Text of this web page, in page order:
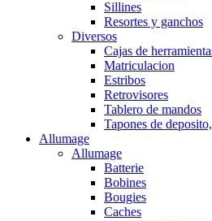
Sillines
Resortes y ganchos
Diversos
Cajas de
Matriculacion
Estribos
Retrovisores
Tablero de mandos
Tapones de
Allumage
Allumage
Batterie
Bobines
Bougies
Caches